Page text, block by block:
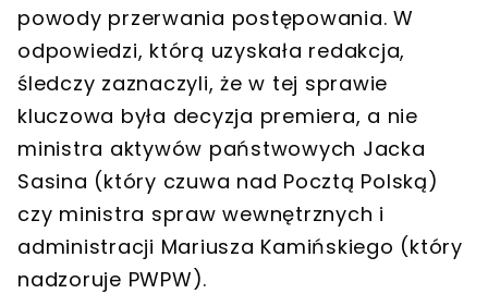
powody przerwania postępowania. W
odpowiedzi, którą uzyskała redakcja,
śledczy zaznaczyli, że w tej sprawie
kluczowa była decyzja premiera, a nie
ministra aktywów państwowych Jacka
Sasina (który czuwa nad Pocztą Polską)
czy ministra spraw wewnętrznych i
administracji Mariusza Kamińskiego (który
nadzoruje PWPW).